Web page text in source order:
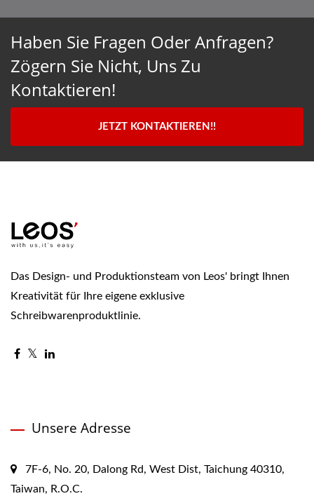
Haben Sie Fragen Oder Anfragen?
Zögern Sie Nicht, Uns Zu
Kontaktieren!
JETZT KONTAKTIEREN!!
Das Design- und Produktionsteam von Leos' bringt Ihnen
Kreativität für Ihre eigene exklusive
Schreibwarenproduktlinie.
Unsere Adresse
7F-6, No. 20, Dalong Rd, West Dist, Taichung 40310,
Taiwan, R.O.C.